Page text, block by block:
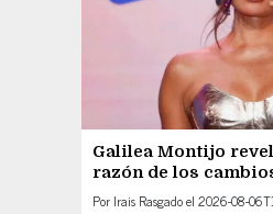
Galilea Montijo
razón de los
Por Irais Rasgadoel 2026-08-